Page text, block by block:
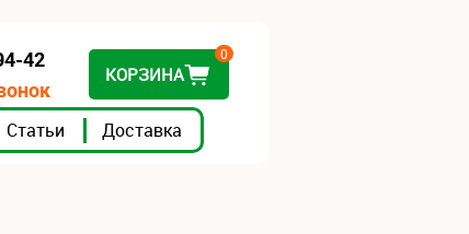
Статьи Доставка
42
КОРЗИНА
0